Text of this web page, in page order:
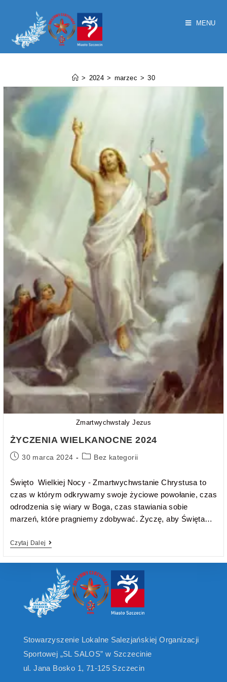
MENU
> 2024 > marzec > 30
Zmartwychwstaly Jezus
ŻYCZENIA WIELKANOCNE 2024
30 marca 2024 Bez kategorii
Święto Wielkiej Nocy - Zmartwychwstanie Chrystusa to
czas w którym odkrywamy swoje życiowe powołanie, czas
odrodzenia się wiary w Boga, czas stawiania sobie
marzeń, które pragniemy zdobywać. Życzę, aby Święta…
Czytaj Dalej
Stowarzyszenie Lokalne Salezjańskiej Organizacji
Sportowej „SL SALOS” w Szczecinie
ul. Jana Bosko 1, 71-125 Szczecin